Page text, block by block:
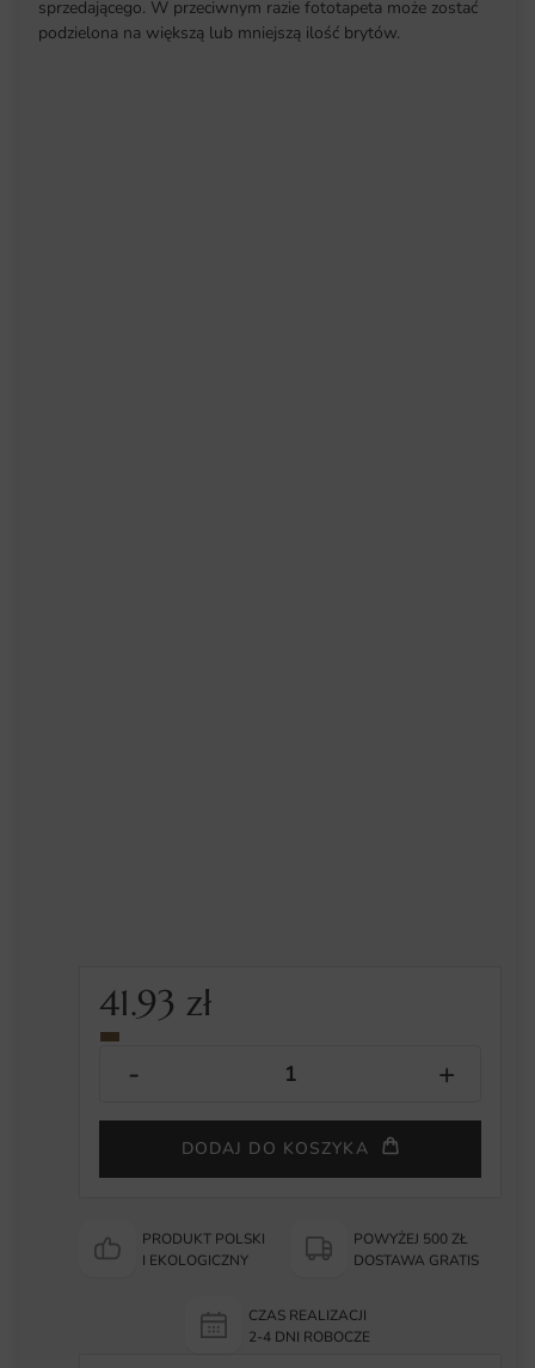
sprzedającego. W przeciwnym razie fototapeta może zostać
podzielona na większą lub mniejszą ilość brytów.
41.93zł
DODAJ DO KOSZYKA
PRODUKT POLSKI
I EKOLOGICZNY
POWYŻEJ 500 ZŁ
DOSTAWA GRATIS
CZAS REALIZACJI
2-4 DNI ROBOCZE